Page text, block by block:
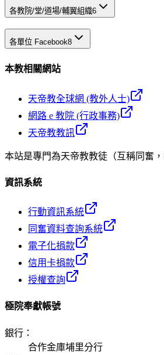
各教院/堂/道場/輔翼組織6
各單位 Facebook8
本教相關網站
天帝教全球網 (教外人士)
網路 e 教院 (行政事務)
天帝教教訊
本站是專門為天帝教教徒（互稱同奮
資訊系統
行動資訊系統
同奮資料查詢系統
電子化捐款
信用卡捐款
授權查詢
極院奉獻帳號
銀行 ：
合作金庫埔里分行